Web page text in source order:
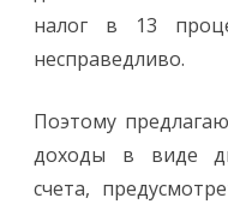
налог в 13
несправедливо.
Поэтому
доходы в виде
счета,